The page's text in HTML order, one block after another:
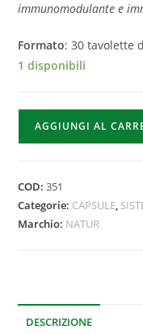
immunomodulante e
Formato: 30 tavolette
1 disponibili
AGGIUNGI AL
COD:351
Categorie: CAPSULE,
Marchio: NATUR
DESCRIZIONE